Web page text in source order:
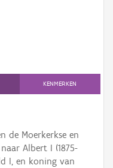
KENMERKEN
de Moerkerkse en
Albert I (1875-
I, en koning van